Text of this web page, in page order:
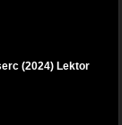
(2024) Lektor